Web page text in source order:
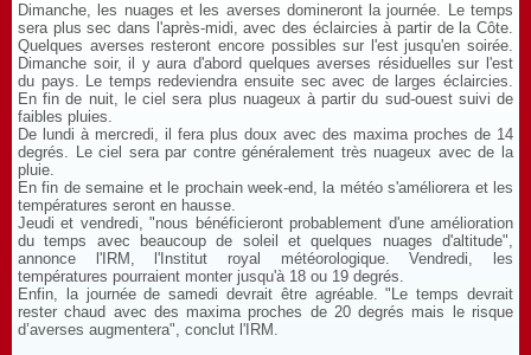
Dimanche, les nuages et les averses domineront la journée. Le temps
sera plus sec dans l'après­-midi, avec des éclaircies à partir de la Côte.
Quelques averses resteront encore possibles sur l'est jusqu'en soirée.
Dimanche soir, il y aura d'abord quelques averses résiduelles sur l'est
du pays. Le temps redeviendra ensuite sec avec de larges éclaircies.
En fin de nuit, le ciel sera plus nuageux à partir du sud-ouest suivi de
faibles pluies.
De lundi à mercredi, il fera plus doux avec des maxima proches de 14
degrés. Le ciel sera par contre généralement très nuageux avec de la
pluie.
En fin de semaine et le prochain week­-end, la météo s'améliorera et les
températures seront en hausse.
Jeudi et vendredi, "nous bénéficieront probablement d'une amélioration
du temps avec beaucoup de soleil et quelques nuages d'altitude",
annonce l'IRM, l'Institut royal météorologique. Vendredi, les
températures pourraient monter jusqu'à 18 ou 19 degrés.
Enfin, la journée de samedi devrait être agréable. "Le temps devrait
rester chaud avec des maxima proches de 20 degrés mais le risque
d’averses augmentera", conclut l'IRM.